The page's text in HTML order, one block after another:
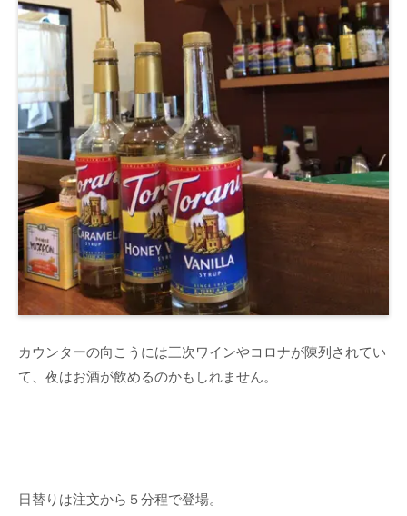
カウンターの向こうには三次ワインやコロナが陳列されてい
て、夜はお酒が飲めるのかもしれません。
日替りは注文から５分程で登場。